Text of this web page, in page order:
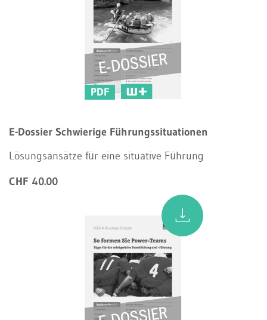
PDF
E-Dossier Schwierige Führungssituationen
Lösungsansätze für eine situative Führung
CHF 40.00